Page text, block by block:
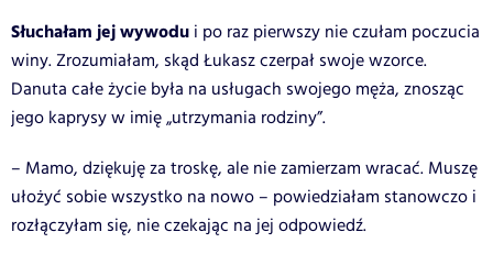
Słuchałam jej wywodu i po raz pierwszy nie czułam poczucia
winy. Zrozumiałam, skąd Łukasz czerpał swoje wzorce.
Danuta całe życie była na usługach swojego męża, znosząc
jego kaprysy w imię „utrzymania rodziny”.
– Mamo, dziękuję za troskę, ale nie zamierzam wracać. Muszę
ułożyć sobie wszystko na nowo – powiedziałam stanowczo i
rozłączyłam się, nie czekając na jej odpowiedź.